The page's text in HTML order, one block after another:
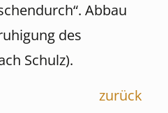
Abbau
des
Schulz).
zurück